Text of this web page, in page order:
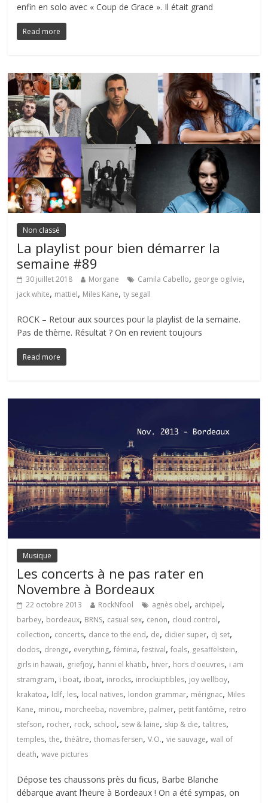
enfin en solo avec « Coup de Grace ». Il était grand
Read more
Non classé
La playlist pour bien démarrer la
semaine #89
30 juillet 2018 Morgane Camila Cabello, george ogilvie,
jack white, mattiel, Miles Kane,ty segall
ROCK – Retour aux sources pour la playlist de la semaine.
Pas de thème. Résultat ? On en revient toujours
Read more
Musique
Les concerts à ne pas rater en
Novembre à Bordeaux
22 octobre 2013 RockNfool agnès obel, archipel,
barbey, bordeaux, BRNS, casual sex, cenon, cloud control,
collection, concerts, dance to the end, de, didier super, dj set,
dodos, drenge, everything,fémina,festival,foals, gesaffelstein,
girls in hawaii, griefjoy, hanni el khatib, hiver, hors d'oeuvres, i am
stramgram, i boat, iboat, inrocks, inrockuptibles, joy wellboy,
krakatoa, ldlf, les, local natives, london grammar, mérignac, Miles
Kane, minou, morcheeba, novembre, palmer, petit fantôme, retro
stefson, rocher, rock, school, sew & laine, skip & die,talitres,
temples,the,théâtre,thomas fersen,V.O.,vie sauvage,wall of
death,wave pictures
Dépose tes chaussons près du ficus, Barbe Blanche
débarque avant l’heure à Bordeaux ! On a été sympas, on